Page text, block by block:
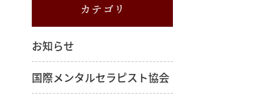
カテゴリ
お知らせ
国際メンタルセラピスト協会